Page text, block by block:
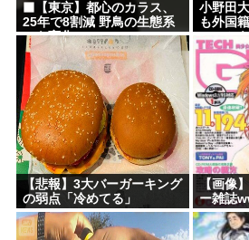
【画像】1998年のギャルゲー
現在ヤフコメ時速ランキング1
思う？
「まるで難民キャンプ」 避難
門家も「びっくりした」 車
「熱したフライパンに飛び込む
日本『30℃』でも涼しい
【衝撃】北朝鮮、ロシアに5万人
ベジットのベジータ要素、ネー
‍⬛【東京】都心のカラス、
25年で8割減 野鳥の生態系
にも変化
小野田
も外国
ッコミ
アを全
【悲報】3大バーガーキング
の弱点「冷めてる」
【画像
ー雑誌